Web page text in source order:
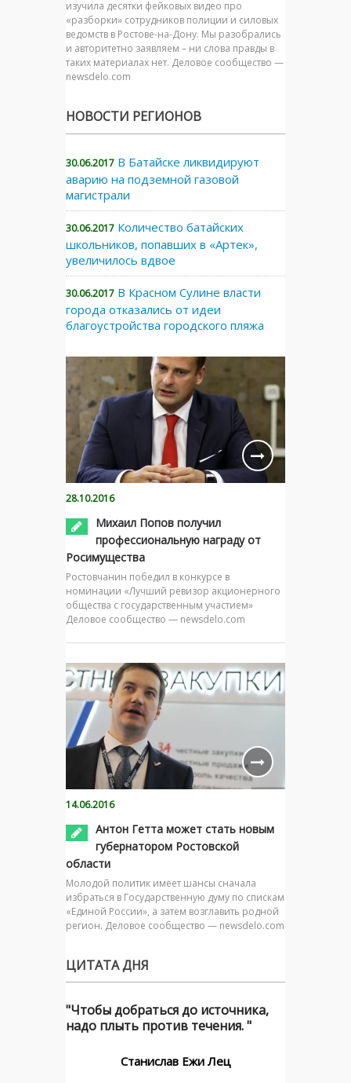
изучила десятки фейковых видео про
«разборки» сотрудников полиции и силовых
ведомств в Ростове-на-Дону. Мы разобрались
и авторитетно заявляем – ни слова правды в
таких материалах нет. Деловое сообщество —
newsdelo.com
НОВОСТИ РЕГИОНОВ
30.06.2017 В Батайске ликвидируют
аварию на подземной газовой
магистрали
30.06.2017 Количество батайских
школьников, попавших в «Артек»,
увеличилось вдвое
30.06.2017 В Красном Сулине власти
города отказались от идеи
благоустройства городского пляжа
28.10.2016
Михаил Попов получил
профессиональную награду от
Росимущества
Ростовчанин победил в конкурсе в
номинации «Лучший ревизор акционерного
общества с государственным участием»
Деловое сообщество — newsdelo.com
14.06.2016
Антон Гетта может стать новым
губернатором Ростовской
области
Молодой политик имеет шансы сначала
избраться в Государственную думу по спискам
«Единой России», а затем возглавить родной
регион. Деловое сообщество — newsdelo.com
ЦИТАТА ДНЯ
"Чтобы добраться до источника,
надо плыть против течения. "
Станислав Ежи Лец